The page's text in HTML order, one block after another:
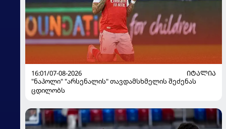
16:01/07-08-2026
ᲘᲢᲐᲚᲘᲐ
"ნაპოლი" "არსენალის" თავდამსხმელის შეძენას
ცდილობს